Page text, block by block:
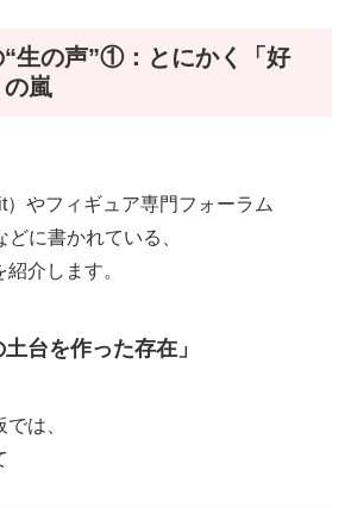
生の声”①：とにかく「好
の嵐
やフィギュア専門フォーラム
どに書かれている、
介します。
土台を作った存在」
は、